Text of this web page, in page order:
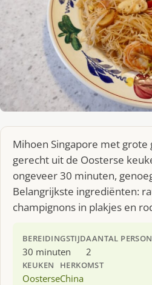
Mihoen Singapore met grote
gerecht uit de Oosterse
ongeveer 30 minuten,
Belangrijkste ingrediënten:
champignons in plakjes en
BEREIDINGSTIJD
30 minuten
AANTAL
2
KEUKEN
Oosterse
HERKOMST
China